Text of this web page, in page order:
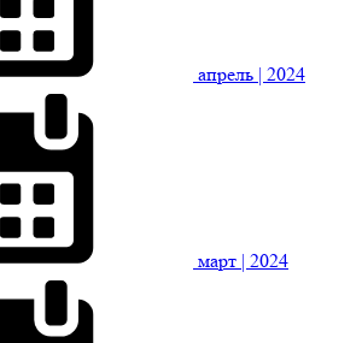
апрель | 2024
март | 2024